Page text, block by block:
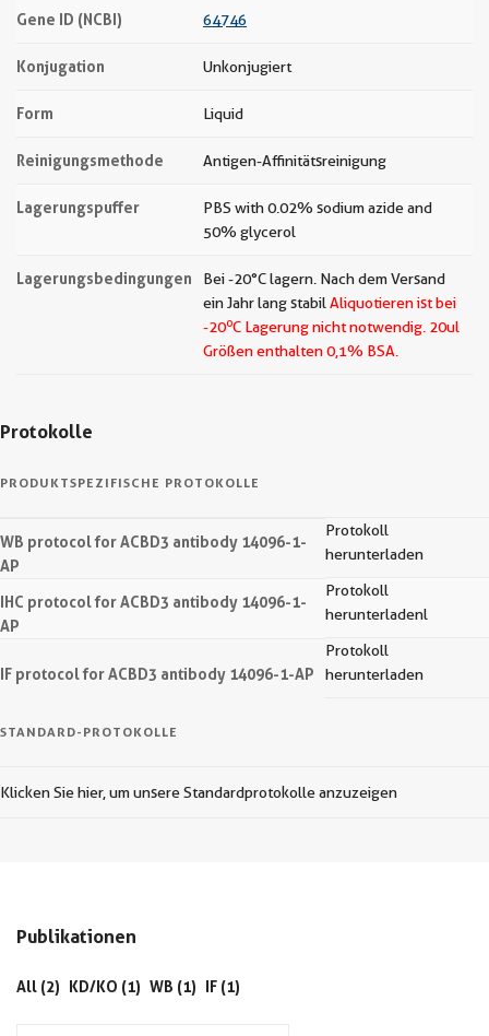
Gene ID (NCBI) 64746
Konjugation Unkonjugiert
Form Liquid
Reinigungsmethode Antigen-Affinitätsreinigung
Lagerungspuffer
PBS with 0.02% sodium azide and
50% glycerol
Lagerungsbedingungen
Bei -20°C lagern. Nach dem Versand
ein Jahr lang stabil Aliquotieren ist bei
-20oC Lagerung nicht notwendig. 20ul
Größen enthalten 0,1% BSA.
Protokolle
PRODUKTSPEZIFISCHE PROTOKOLLE
WB protocol for ACBD3 antibody 14096-1-
AP
Protokoll
herunterladen
IHC protocol for ACBD3 antibody 14096-1-
AP
Protokoll
herunterladenl
IF protocol for ACBD3 antibody 14096-1-AP
Protokoll
herunterladen
STANDARD-PROTOKOLLE
Klicken Sie hier, um unsere Standardprotokolle anzuzeigen
Publikationen
All (2) KD/KO (1) WB (1) IF (1)